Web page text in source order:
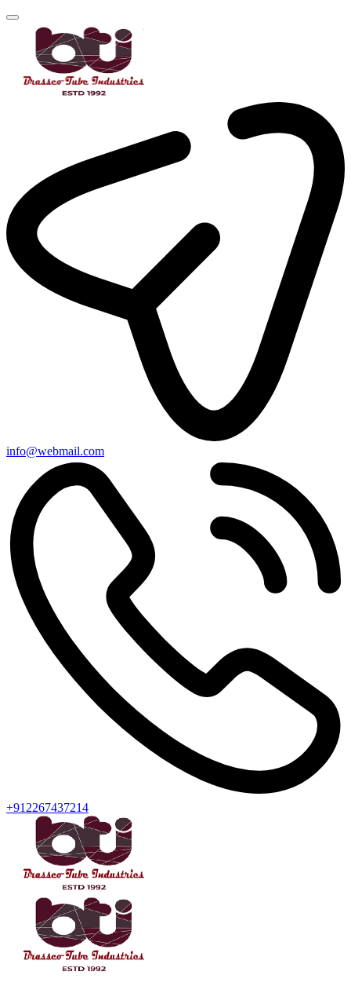
info@webmail.com
+912267437214